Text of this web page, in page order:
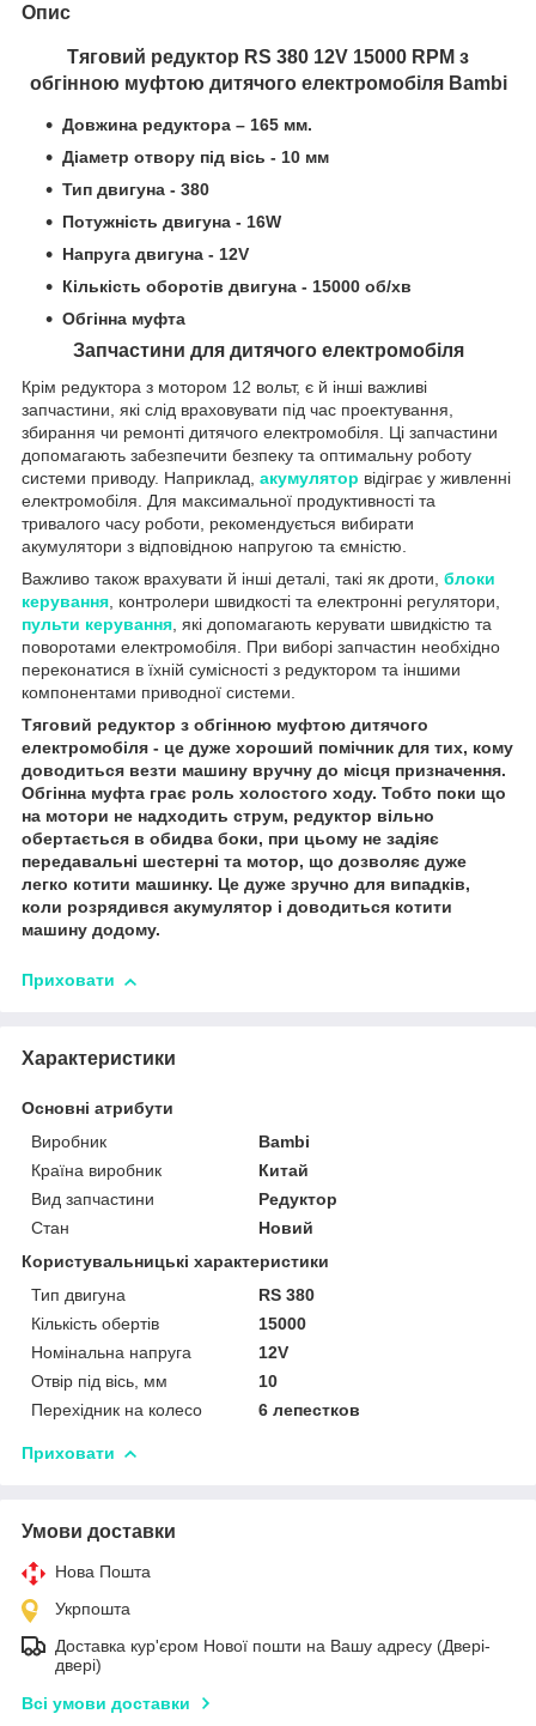
Опис
Тяговий редуктор RS 380 12V 15000 RPM з
обгінною муфтою дитячого електромобіля Bambi
Довжина редуктора – 165 мм.
Діаметр отвору під вісь - 10 мм
Тип двигуна - 380
Потужність двигуна - 16W
Напруга двигуна - 12V
Кількість оборотів двигуна - 15000 об/хв
Обгінна муфта
Запчастини для дитячого електромобіля
Крім редуктора з мотором 12 вольт, є й інші важливі
запчастини, які слід враховувати під час проектування,
збирання чи ремонті дитячого електромобіля. Ці запчастини
допомагають забезпечити безпеку та оптимальну роботу
системи приводу. Наприклад, акумулятор відіграє у живленні
електромобіля. Для максимальної продуктивності та
тривалого часу роботи, рекомендується вибирати
акумулятори з відповідною напругою та ємністю.
Важливо також врахувати й інші деталі, такі як дроти, блоки
керування, контролери швидкості та електронні регулятори,
пульти керування, які допомагають керувати швидкістю та
поворотами електромобіля. При виборі запчастин необхідно
переконатися в їхній сумісності з редуктором та іншими
компонентами приводної системи.
Тяговий редуктор з обгінною муфтою дитячого
електромобіля - це дуже хороший помічник для тих, кому
доводиться везти машину вручну до місця призначення.
Обгінна муфта грає роль холостого ходу. Тобто поки що
на мотори не надходить струм, редуктор вільно
обертається в обидва боки, при цьому не задіяє
передавальні шестерні та мотор, що дозволяє дуже
легко котити машинку. Це дуже зручно для випадків,
коли розрядився акумулятор і доводиться котити
машину додому.
Приховати
Характеристики
Основні атрибути
Виробник
Bambi
Країна виробник
Китай
Вид запчастини
Редуктор
Стан
Новий
Користувальницькі характеристики
Тип двигуна
RS 380
Кількість обертів
15000
Номінальна напруга
12V
Отвір під вісь, мм
10
Перехідник на колесо
6 лепестков
Приховати
Умови доставки
Нова Пошта
Укрпошта
Доставка кур'єром Нової пошти на Вашу адресу (Двері-
двері)
Всі умови доставки